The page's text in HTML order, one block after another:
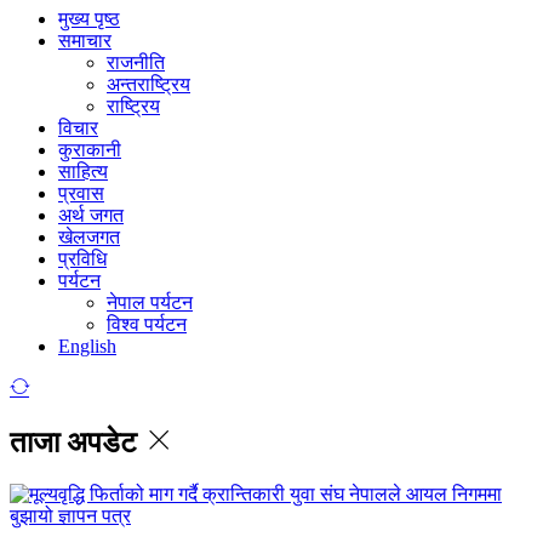
मुख्य पृष्ठ
समाचार
राजनीति
अन्तराष्ट्रिय
राष्ट्रिय
विचार
कुराकानी
साहित्य
प्रवास
अर्थ जगत
खेलजगत
प्रविधि
पर्यटन
नेपाल पर्यटन
विश्व पर्यटन
English
ताजा अपडेट